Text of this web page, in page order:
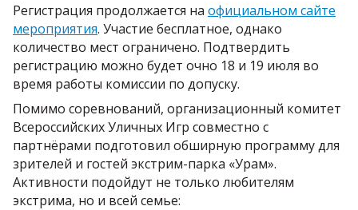
Регистрация продолжается на официальном сайте
мероприятия. Участие бесплатное, однако
количество мест ограничено. Подтвердить
регистрацию можно будет очно 18 и 19 июля во
время работы комиссии по допуску.
Помимо соревнований, организационный комитет
Всероссийских Уличных Игр совместно с
партнёрами подготовил обширную программу для
зрителей и гостей экстрим-парка «Урам».
Активности подойдут не только любителям
экстрима, но и всей семье: